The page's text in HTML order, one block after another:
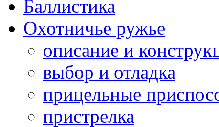
Баллистика
Охотничье ружье
описание и
выбор и отладка
прицельные
пристрелка